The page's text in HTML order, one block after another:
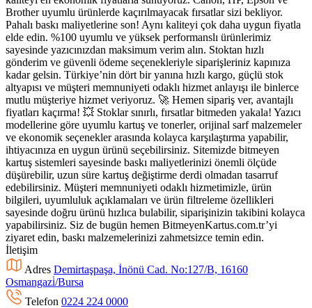
Brother uyumlu ürünlerde kaçırılmayacak fırsatlar sizi bekliyor.
Pahalı baskı maliyetlerine son! Aynı kaliteyi çok daha uygun fiyatla
elde edin. %100 uyumlu ve yüksek performanslı ürünlerimiz
sayesinde yazıcınızdan maksimum verim alın. Stoktan hızlı
gönderim ve güvenli ödeme seçenekleriyle siparişleriniz kapınıza
kadar gelsin. Türkiye’nin dört bir yanına hızlı kargo, güçlü stok
altyapısı ve müşteri memnuniyeti odaklı hizmet anlayışı ile binlerce
mutlu müşteriye hizmet veriyoruz. 🚀 Hemen sipariş ver, avantajlı
fiyatları kaçırma! 💥 Stoklar sınırlı, fırsatlar bitmeden yakala! Yazıcı
modellerine göre uyumlu kartuş ve tonerler, orijinal sarf malzemeler
ve ekonomik seçenekler arasında kolayca karşılaştırma yapabilir,
ihtiyacınıza en uygun ürünü seçebilirsiniz. Sitemizde bitmeyen
kartuş sistemleri sayesinde baskı maliyetlerinizi önemli ölçüde
düşürebilir, uzun süre kartuş değiştirme derdi olmadan tasarruf
edebilirsiniz. Müşteri memnuniyeti odaklı hizmetimizle, ürün
bilgileri, uyumluluk açıklamaları ve ürün filtreleme özellikleri
sayesinde doğru ürünü hızlıca bulabilir, siparişinizin takibini kolayca
yapabilirsiniz. Siz de bugün hemen BitmeyenKartus.com.tr’yi
ziyaret edin, baskı malzemelerinizi zahmetsizce temin edin.
İletişim
Adres Demirtaşpaşa, İnönü Cad. No:127/B, 16160
Osmangazi̇/Bursa
Telefon 0224 224 0000